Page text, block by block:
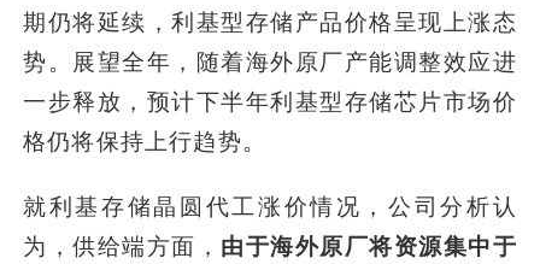
期仍将延续，利基型存储产品价格呈现上涨态
势。展望全年，随着海外原厂产能调整效应进
一步释放，预计下半年利基型存储芯片市场价
格仍将保持上行趋势。
就利基存储晶圆代工涨价情况，公司分析认
为，供给端方面， 由于海外原厂将资源集中于